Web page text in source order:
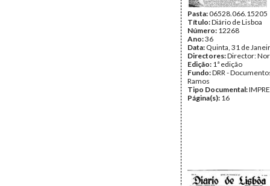
Pasta:06528.066.15205
Título:Diário de Lisboa
Número: 12268
Ano:36
Data: Quinta, 31 de
Directores:Director:
Edição: 1ª edição
Fundo:DRR -
Ramos
Tipo Documental:
Página(s): 16